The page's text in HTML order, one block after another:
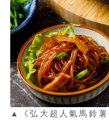
▲《弘大超人氣馬鈴